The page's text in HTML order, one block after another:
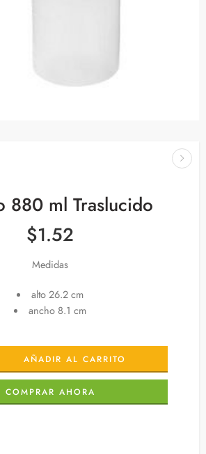
880 ml Traslucido
$1.52
Medidas
alto 26.2 cm
ancho 8.1 cm
AÑADIR AL CARRITO
COMPRAR AHORA